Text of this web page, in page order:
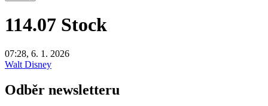
114.07 Stock
07:28, 6. 1. 2026
Walt Disney
Odběr newsletteru